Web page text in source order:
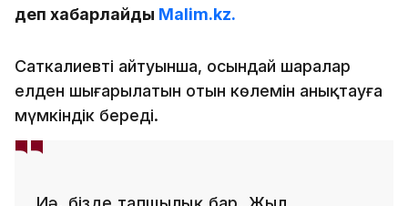
деп хабарлайды Malim.kz.
Саткалиевтің айтуынша, осындай шаралар
елден шығарылатын отын көлемін анықтауға
мүмкіндік береді.